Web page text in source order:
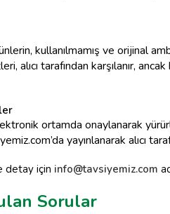
kullanılmamış ve orijinal
alıcı tarafından karşılanır,
ortamda onaylanarak
yayınlanarak alıcı
detay için info@tavsiyemiz.com
Sorular